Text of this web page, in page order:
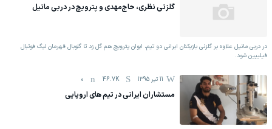
گلزنی نظری، حاج‌مهدی و پترویچ در دربی مانیل
در دربی مانیل علاوه بر گلزنی بازیکنان ایرانی دو تیم، ایوان پترویچ هم گل زد تا گلوبال قهرمان لیگ فوتبال
فیلیپین شود.
11 تیر 1395 46.7K
0
مستشاران ایرانی در تیم های اروپایی